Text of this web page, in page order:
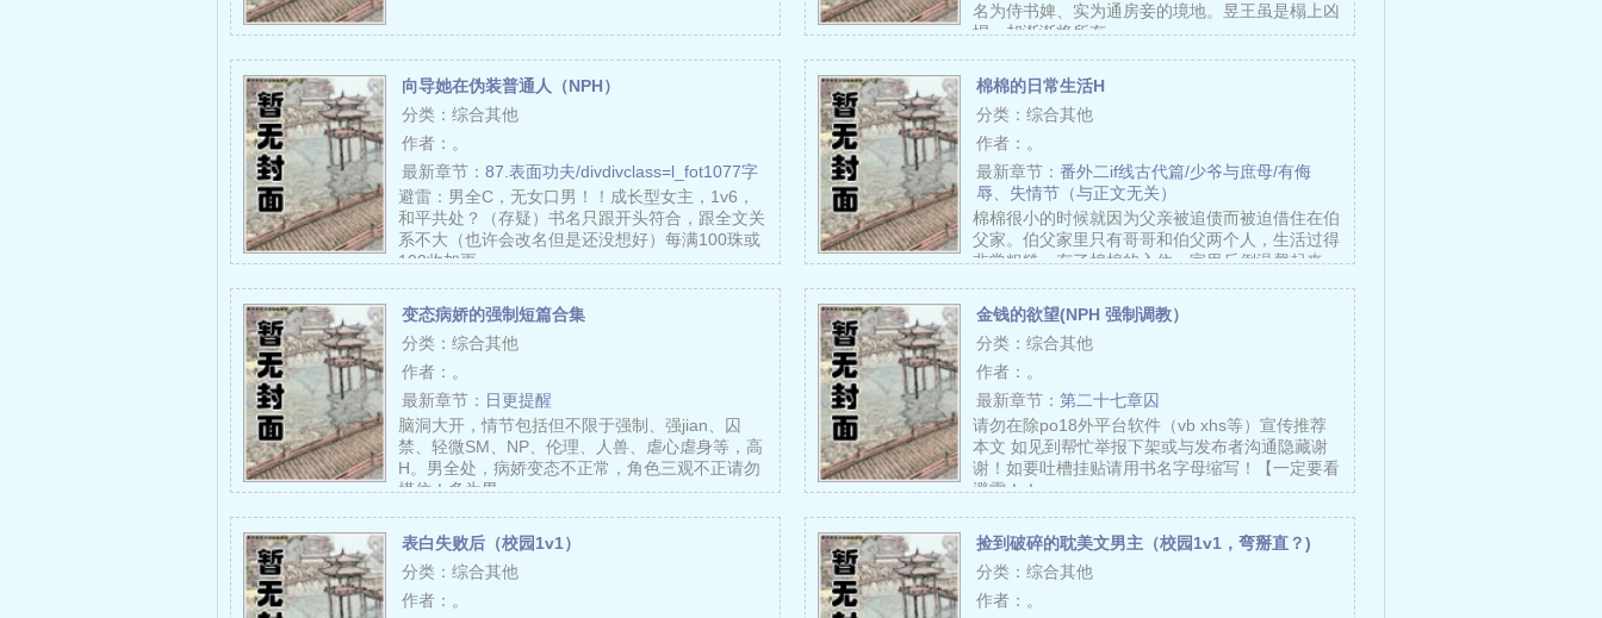
名为侍书婢、实为通房妾的境地。昱王虽是榻上凶
悍，却渐渐将所有……
向导她在伪装普通人（NPH）
分类：综合其他
作者： 。
最新章节： 87.表面功夫/divdivclass=l_fot1077字
避雷：男全C，无女口男！！成长型女主，1v6，
和平共处？（存疑）书名只跟开头符合，跟全文关
系不大（也许会改名但是还没想好）每满100珠或
100收加更……
棉棉的日常生活H
分类：综合其他
作者： 。
最新章节： 番外二if线古代篇/少爷与庶母/有侮
辱、失情节（与正文无关）
棉棉很小的时候就因为父亲被追债而被迫借住在伯
父家。伯父家里只有哥哥和伯父两个人，生活过得
非常粗糙，有了棉棉的入住，家里反倒温馨起来。
变态病娇的强制短篇合集
分类：综合其他
作者： 。
最新章节： 日更提醒
脑洞大开，情节包括但不限于强制、强jian、囚
禁、轻微SM、NP、伦理、人兽、虐心虐身等，高
H。男全处，病娇变态不正常，角色三观不正请勿
模仿！多为男……
金钱的欲望(NPH 强制调教）
分类：综合其他
作者： 。
最新章节： 第二十七章囚
请勿在除po18外平台软件（vb xhs等）宣传推荐
本文 如见到帮忙举报下架或与发布者沟通隐藏谢
谢！如要吐槽挂贴请用书名字母缩写！【一定要看
避雷！！……
表白失败后（校园1v1）
分类：综合其他
作者： 。
捡到破碎的耽美文男主（校园1v1，弯掰直？)
分类：综合其他
作者： 。